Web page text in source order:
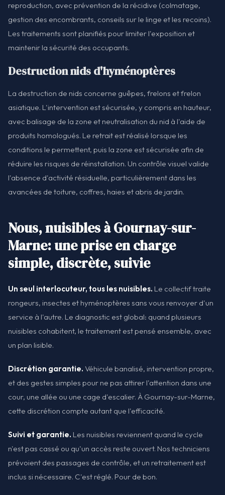
reproduction, avec prévention de la récidive (colmatage,
gestion des encombrants, conseils sur le linge et les recoins).
Les traitements sont planifiés pour limiter l'exposition et
maintenir la sécurité des occupants.
Destruction nids d'hyménoptères
La destruction de nids concerne guêpes, frelons et frelon
asiatique. L'intervention est sécurisée, y compris en hauteur,
avec balisage de la zone et neutralisation du nid à l'aide de
produits homologués. Le retrait est réalisé lorsque les
conditions le permettent, puis la zone est sécurisée afin de
réduire les risques de réinstallation. Un contrôle visuel valide
l'absence d'activité résiduelle, particulièrement dans les
avancées de toiture, coffres, haies et abris de jardin.
Nous, nuisibles à Gournay-sur-
Marne: une prise en charge
simple, discrète, suivie
Un seul interlocuteur, tous les nuisibles. Le collectif traite
rongeurs, insectes et hyménoptères sans vous renvoyer d'un
service à l'autre. Le diagnostic est global: quand plusieurs
nuisibles cohabitent, le traitement est pensé ensemble, avec
un plan lisible.
Discrétion garantie. Véhicule banalisé, intervention propre,
et des gestes simples pour ne pas attirer l'attention dans une
cour, une allée ou une cage d'escalier. À Gournay-sur-Marne,
cette discrétion compte autant que l'efficacité.
Suivi et garantie. Les nuisibles reviennent quand le cycle
n'est pas cassé ou qu'un accès reste ouvert. Nos techniciens
prévoient des passages de contrôle, et un retraitement est
inclus si nécessaire. C'est réglé. Pour de bon.